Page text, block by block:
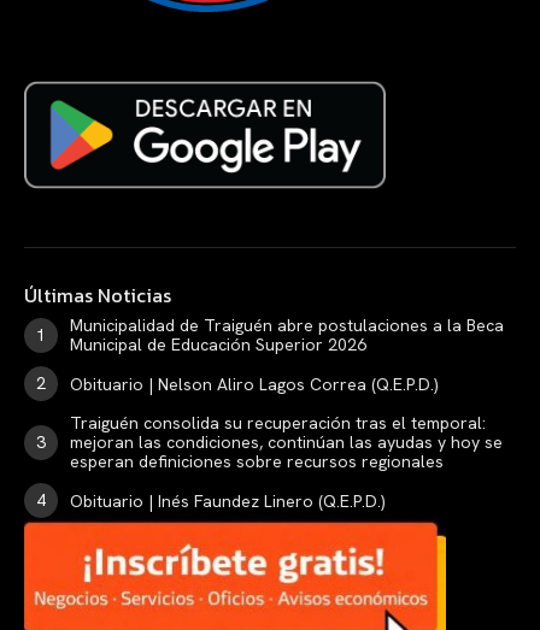
Últimas Noticias
Municipalidad de Traiguén abre postulaciones a la Beca
Municipal de Educación Superior 2026
Obituario | Nelson Aliro Lagos Correa (Q.E.P.D.)
Traiguén consolida su recuperación tras el temporal:
mejoran las condiciones, continúan las ayudas y hoy se
esperan definiciones sobre recursos regionales
Obituario | Inés Faundez Linero (Q.E.P.D.)